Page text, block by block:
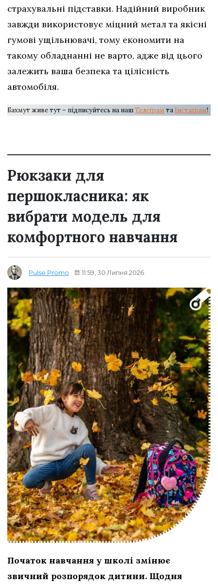
страхувальні підставки. Надійний виробник
завжди використовує міцний метал та якісні
гумові ущільнювачі, тому економити на
такому обладнанні не варто, адже від цього
залежить ваша безпека та цілісність
автомобіля.
Бахмут живе тут – підписуйтесь на нашТелеграм та Інстаграм!
Рюкзаки для
першокласника: як
вибрати модель для
комфортного навчання
Pulse Promo 11:59, 30 Липня 2026
Початок навчання у школі змінює
звичний розпорядок дитини. Щодня